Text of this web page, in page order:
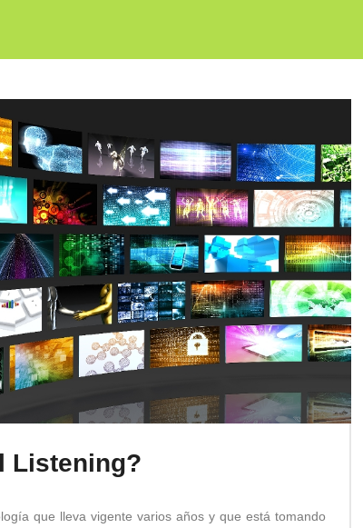
Listening?
que lleva vigente varios años y que está tomando